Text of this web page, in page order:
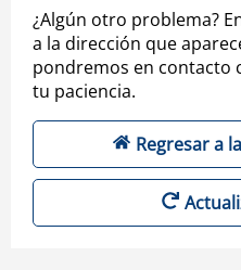
¿Algún otro problema?
a la dirección que
pondremos en contacto
tu paciencia.
Regresar a